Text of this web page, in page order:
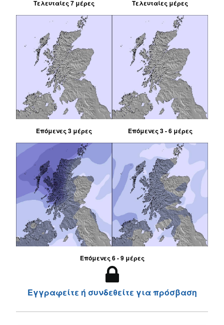
Τελευταίες 7 μέρες Τελευταίες μέρες
Επόμενες 3 μέρες Επόμενες 3 - 6 μέρες
Επόμενες 6 - 9 μέρες
Εγγραφείτε ή συνδεθείτε για πρόσβαση